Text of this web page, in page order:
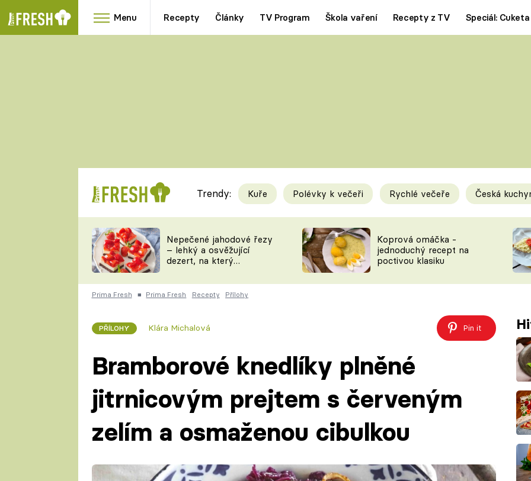
Menu Recepty Články TV Program Škola vaření Recepty z TV Speciál: Cuketa
RYCHLOVKY
Videorecepty
TEĎ VAŘÍ ŠÉF!
ČESKO NA TALÍŘI
KUCHAŘKA
Tipy a triky
KAM ZA JÍDLEM
VYCHYTÁVKY
ČASOPIS
Trendy: Kuře Polévky k večeři Rychlé večeře Česká
Nepečené jahodové řezy
– lehký a osvěžující
dezert, na který
Koprová omáčka -
jednoduchý recept na
poctivou klasiku
Prima Fresh ■ Prima Fresh Recepty Přílohy
PŘÍLOHY Klára Michalová Pin it
Bramborové knedlíky plněné
jitrnicovým prejtem s červeným
zelím a osmaženou cibulkou